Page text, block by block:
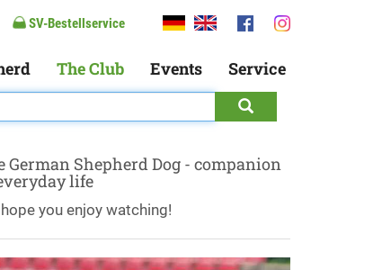
SV-Bestellservice
The Club Events Service
German Shepherd Dog - companion
life
you enjoy watching!